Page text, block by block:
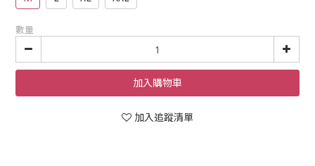
數量
加入購物車
加入追蹤清單